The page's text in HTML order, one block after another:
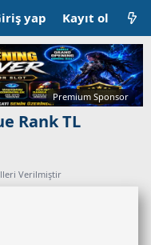
yap Kayıt ol
Premium Sponsor
Rank TL
Verilmiştir